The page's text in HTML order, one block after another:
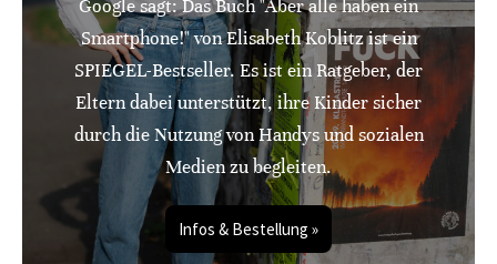
Google sagt: Das Buch "Aber alle haben ein
Smartphone!" von Elisabeth Koblitz ist ein
SPIEGEL-Bestseller. Es ist ein Ratgeber, der
Eltern dabei unterstützt, ihre Kinder sicher
durch die Nutzung von Handys und sozialen
Medien zu begleiten.
Infos & Bestellung »